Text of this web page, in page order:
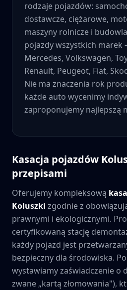
rodzaje pojazdów:
dostawcze, ciężarowe,
maszyny rolnicze i
pojazdy wszystkich marek
Mercedes, Volkswagen,
Renault, Peugeot, Fiat,
Nie ma znaczenia rok
każde auto wycenimy
zaproponujemy najlepszą
Kasacja pojazdów
przepisami
Oferujemy kompleksową
Koluszki zgodnie z
prawnymi i ekologicznymi.
certyfikowaną stację
każdy pojazd jest
bezpieczny dla środowiska.
wystawiamy zaświadczenie o
zwane „kartą złomowania"),